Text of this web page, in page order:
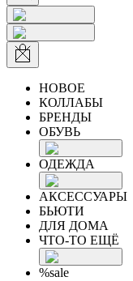
НОВОЕ
КОЛЛАБЫ
БРЕНДЫ
ОБУВЬ
ОДЕЖДА
АКСЕССУАРЫ
БЬЮТИ
ДЛЯ ДОМА
ЧТО-ТО ЕЩЁ
%sale